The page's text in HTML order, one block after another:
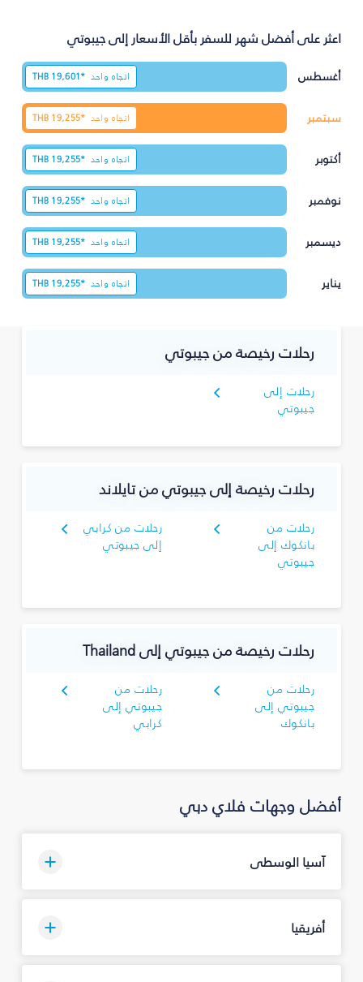
اعثر على أفضل شهر للسفر بأقل الأسعار إلى جيبوتي
أغسطس اتجاه واحد THB 19,601*
سبتمبر اتجاه واحد THB 19,255*
أكتوبر اتجاه واحد THB 19,255*
نوفمبر اتجاه واحد THB 19,255*
ديسمبر اتجاه واحد THB 19,255*
يناير اتجاه واحد THB 19,255*
رحلات رخيصة من جيبوتي
رحلات إلى
جيبوتي
رحلات رخيصة إلى جيبوتي من تايلاند
رحلات من
بانكوك إلى
جيبوتي
رحلات من كرابي
إلى جيبوتي
رحلات رخيصة من جيبوتي إلى Thailand
رحلات من
جيبوتي إلى
بانكوك
رحلات من
جيبوتي إلى
كرابي
أفضل وجهات فلاي دبي
آسيا الوسطى
أفريقيا